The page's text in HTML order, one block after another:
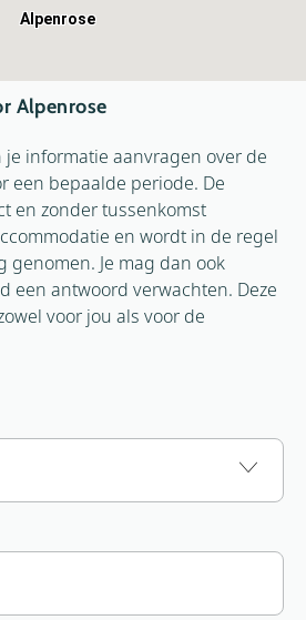
Alpenrose
Alpenrose
informatie aanvragen over de
een bepaalde periode. De
en zonder tussenkomst
en wordt in de regel
Je mag dan ook
een antwoord verwachten. Deze
voor jou als voor de